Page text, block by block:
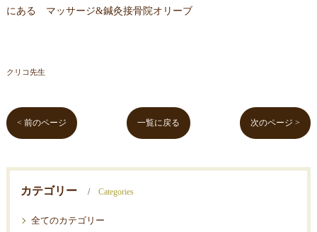
にある マッサージ&鍼灸接骨院オリーブ
クリコ先生
< 前のページ 一覧に戻る 次のページ >
カテゴリー Categories
全てのカテゴリー